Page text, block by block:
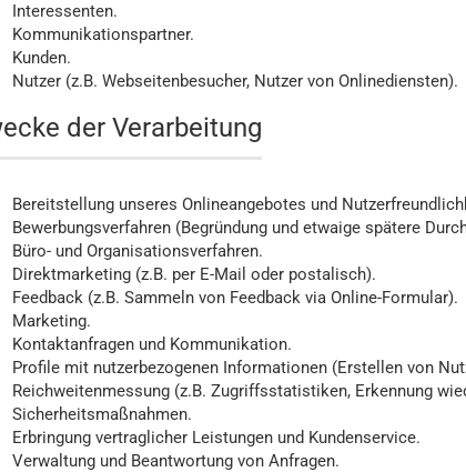
Interessenten.
Kommunikationspartner.
Kunden.
Nutzer (z.B. Webseitenbesucher, Nutzer von Onlinediensten).
der Verarbeitung
Bereitstellung unseres Onlineangebotes und
Bewerbungsverfahren (Begründung und etwaige spätere
Büro- und Organisationsverfahren.
Direktmarketing (z.B. per E-Mail oder postalisch).
Feedback (z.B. Sammeln von Feedback via Online-Formular).
Marketing.
Kontaktanfragen und Kommunikation.
Profile mit nutzerbezogenen Informationen (Erstellen von
Reichweitenmessung (z.B. Zugriffsstatistiken, Erkennung
Sicherheitsmaßnahmen.
Erbringung vertraglicher Leistungen und Kundenservice.
Verwaltung und Beantwortung von Anfragen.